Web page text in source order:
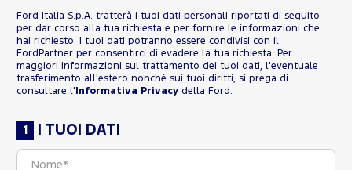
Ford Italia S.p.A. tratterà i tuoi dati personali riportati di seguito
per dar corso alla tua richiesta e per fornire le informazioni che
hai richiesto. I tuoi dati potranno essere condivisi con il
FordPartner per consentirci di evadere la tua richiesta. Per
maggiori informazioni sul trattamento dei tuoi dati, l'eventuale
trasferimento all'estero nonché sui tuoi diritti, si prega di
consultare l' Informativa Privacy della Ford.
I TUOI DATI